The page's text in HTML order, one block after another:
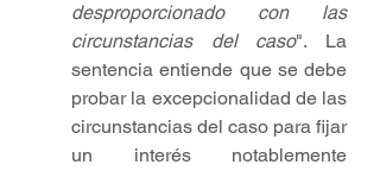
desproporcionado con las
circunstancias del caso". La
sentencia entiende que se debe
probar la excepcionalidad de las
circunstancias del caso para fijar
un interés notablemente